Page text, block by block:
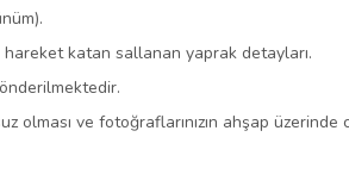
katan sallanan yaprak detayları.
olması ve fotoğraflarınızın ahşap